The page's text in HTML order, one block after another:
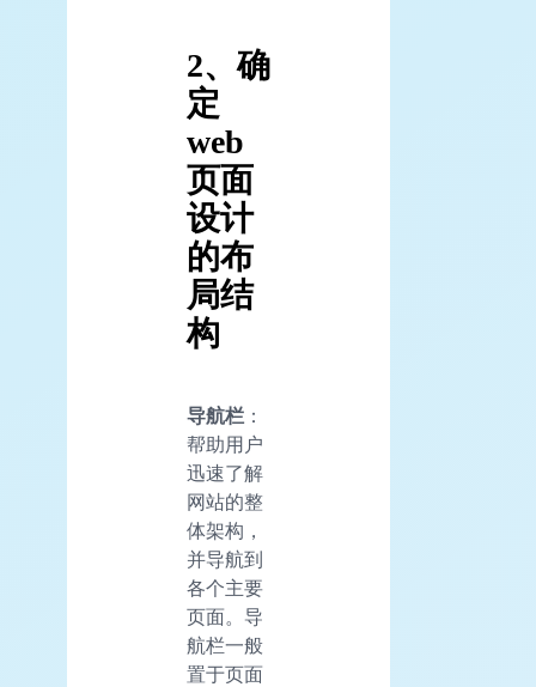
2、确
定
web
页面
设计
的布
局结
构
导航栏 ：
帮助用户
迅速了解
网站的整
体架构，
并导航到
各个主要
页面。导
航栏一般
置于页面